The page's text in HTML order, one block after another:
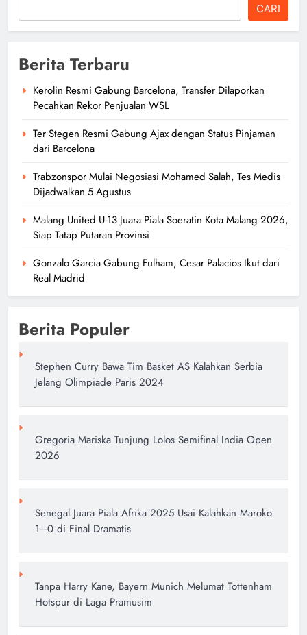
Gianni Infantino Kehilangan
Presiden FIFA 2027
Jordan Henderson Resmi Gabung
author
CARI
Berita Terbaru
Kerolin Resmi Gabung Barcelona, Transfer Dilaporkan
Pecahkan Rekor Penjualan WSL
Ter Stegen Resmi Gabung Ajax dengan Status Pinjaman
dari Barcelona
Trabzonspor Mulai Negosiasi Mohamed Salah, Tes Medis
Dijadwalkan 5 Agustus
Malang United U-13 Juara Piala Soeratin Kota Malang 2026,
Siap Tatap Putaran Provinsi
Gonzalo Garcia Gabung Fulham, Cesar Palacios Ikut dari
Real Madrid
Berita Populer
Stephen Curry Bawa Tim Basket AS Kalahkan Serbia
Jelang Olimpiade Paris 2024
Gregoria Mariska Tunjung Lolos Semifinal India Open
2026
Senegal Juara Piala Afrika 2025 Usai Kalahkan Maroko
1–0 di Final Dramatis
Tanpa Harry Kane, Bayern Munich Melumat Tottenham
Hotspur di Laga Pramusim